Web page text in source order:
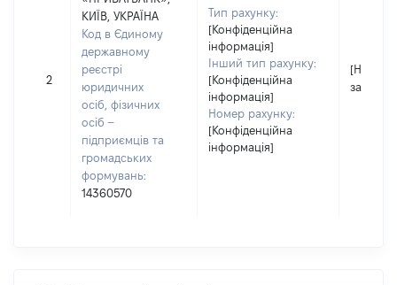
2
КИЇВ, УКРАЇНА
Код в Єдиному
державному
реєстрі
юридичних
осіб, фізичних
осіб –
підприємців та
громадських
формувань:
14360570
Тип рахунку:
[Конфіденційна
інформація]
Інший тип рахунку:
[Конфіденційна
інформація]
Номер рахунку:
[Конфіденційна
інформація]
[Не